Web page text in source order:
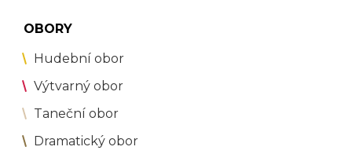
OBORY
Hudební obor
Výtvarný obor
Taneční obor
Dramatický obor